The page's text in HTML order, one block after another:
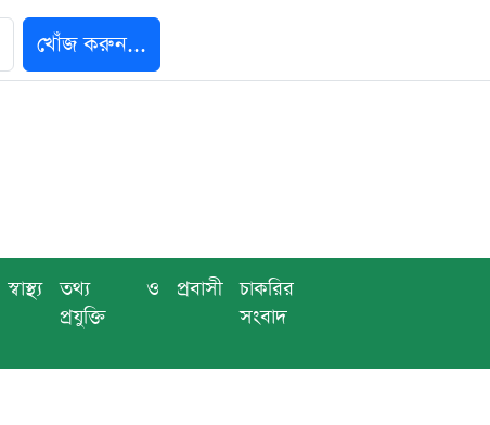
খোঁজ করুন...
স্বাস্থ্য
তথ্য ও
প্রযুক্তি
প্রবাসী
চাকরির
সংবাদ